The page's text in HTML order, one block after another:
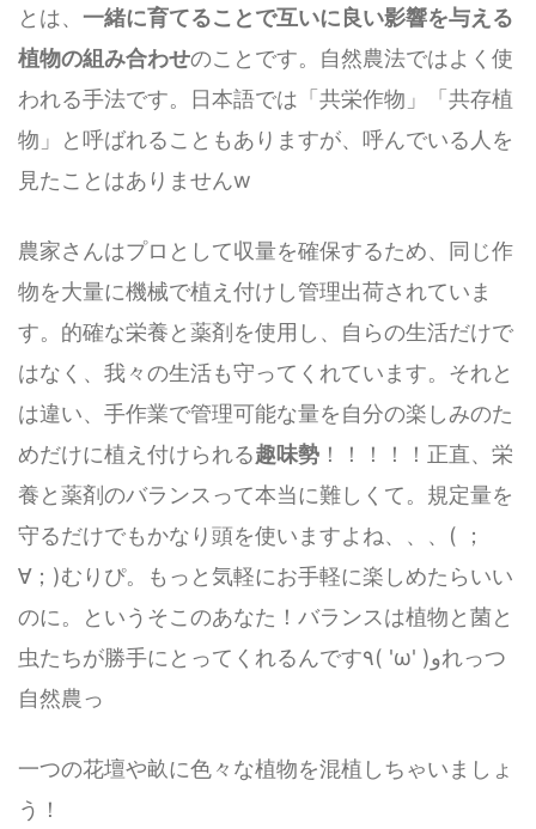
とは、 一緒に育てることで互いに良い影響を与える
植物の組み合わせのことです。自然農法ではよく使
われる手法です。日本語では「共栄作物」「共存植
物」と呼ばれることもありますが、呼んでいる人を
見たことはありませんw
農家さんはプロとして収量を確保するため、同じ作
物を大量に機械で植え付けし管理出荷されていま
す。的確な栄養と薬剤を使用し、自らの生活だけで
はなく、我々の生活も守ってくれています。それと
は違い、手作業で管理可能な量を自分の楽しみのた
めだけに植え付けられる趣味勢 ！！！！！正直、栄
養と薬剤のバランスって本当に難しくて。規定量を
守るだけでもかなり頭を使いますよね、、、( ；
∀；)むりぴ。もっと気軽にお手軽に楽しめたらいい
のに。というそこのあなた！バランスは植物と菌と
虫たちが勝手にとってくれるんです٩( 'ω' )وれっつ
自然農っ
一つの花壇や畝に色々な植物を混植しちゃいましょ
う！